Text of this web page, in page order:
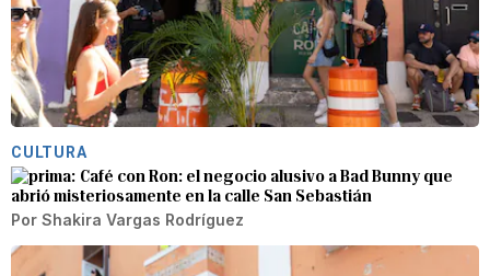
CULTURA
Café con Ron: el negocio alusivo a Bad Bunny que
abrió misteriosamente en la calle San Sebastián
Por Shakira Vargas Rodríguez